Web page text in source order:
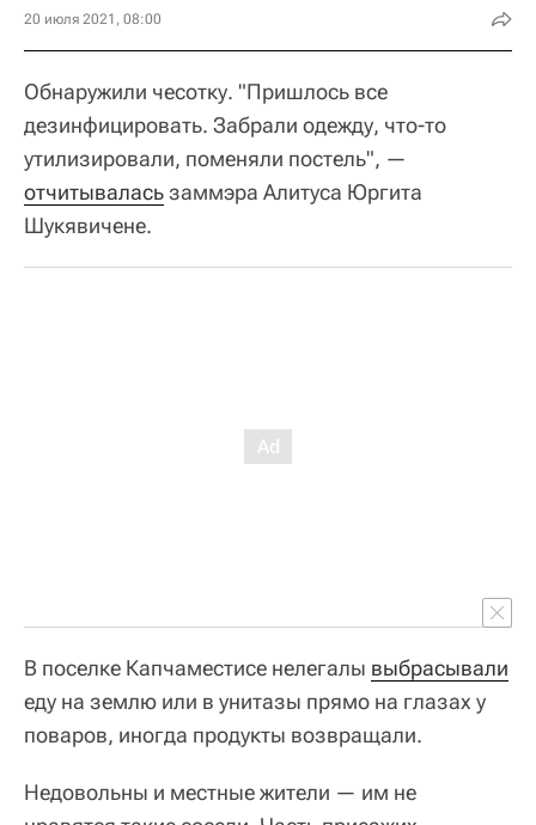
20 июля 2021, 08:00
Обнаружили чесотку. "Пришлось все
дезинфицировать. Забрали одежду, что-то
утилизировали, поменяли постель", —
отчитываласьзаммэра Алитуса Юргита
Шукявичене.
В поселке Капчаместисе нелегалы выбрасывали
еду на землю или в унитазы прямо на глазах у
поваров, иногда продукты возвращали.
Недовольны и местные жители — им не